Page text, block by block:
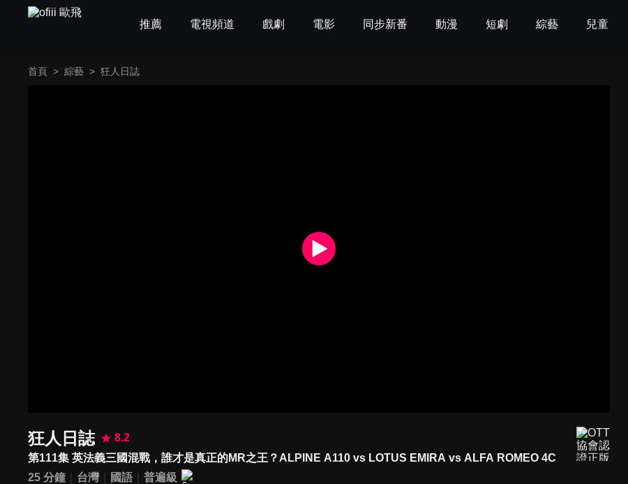
推薦 電視頻道 戲劇 電影 同步新番 動漫 短劇 綜藝 兒童
首頁 > 綜藝 > 狂人日誌
狂人日誌
8.2
第111集 英法義三國混戰，誰才是真正的MR之王？ALPINE A110 vs LOTUS EMIRA vs ALFA ROMEO 4C
25 分鐘
台灣 國語
普遍級